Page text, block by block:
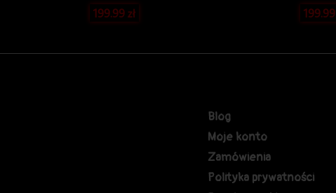
199.99zł 199.99
Blog
Moje konto
Zamówienia
Polityka prywatności